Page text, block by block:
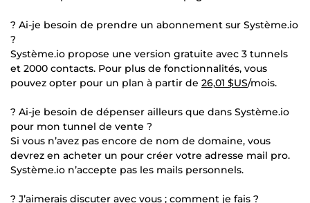
? Ai-je besoin de prendre un abonnement sur Système.io
?
Système.io propose une version gratuite avec 3 tunnels
et 2000 contacts. Pour plus de fonctionnalités, vous
pouvez opter pour un plan à partir de 26,01 $US/mois.
? Ai-je besoin de dépenser ailleurs que dans Système.io
pour mon tunnel de vente ?
Si vous n’avez pas encore de nom de domaine, vous
devrez en acheter un pour créer votre adresse mail pro.
Système.io n’accepte pas les mails personnels.
? J’aimerais discuter avec vous ; comment je fais ?